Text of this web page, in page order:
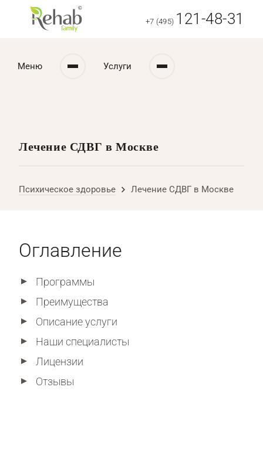
+7 (495) 121-48-31
Меню Услуги
Лечение СДВГ в Москве
Психическое здоровье Лечение СДВГ в Москве
Оглавление
Программы
Преимущества
Описание услуги
Наши специалисты
Лицензии
Отзывы